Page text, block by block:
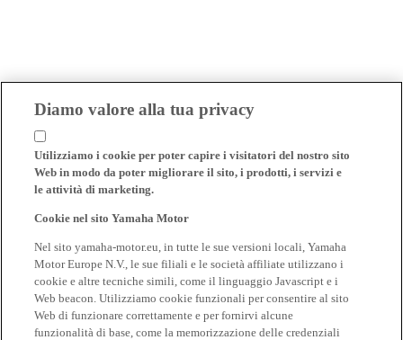
Diamo valore alla tua privacy
Utilizziamo i cookie per poter capire i visitatori del nostro sito
Web in modo da poter migliorare il sito, i prodotti, i servizi e
le attività di marketing.
Cookie nel sito Yamaha Motor
Nel sito yamaha-motor.eu, in tutte le sue versioni locali, Yamaha
Motor Europe N.V., le sue filiali e le società affiliate utilizzano i
cookie e altre tecniche simili, come il linguaggio Javascript e i
Web beacon. Utilizziamo cookie funzionali per consentire al sito
Web di funzionare correttamente e per fornirvi alcune
funzionalità di base, come la memorizzazione delle credenziali